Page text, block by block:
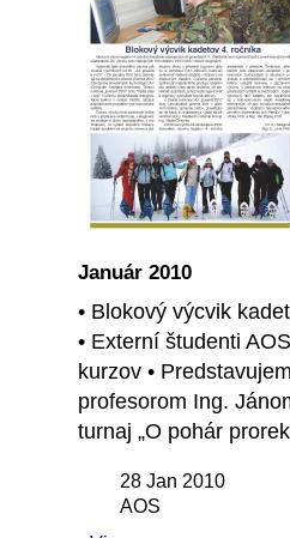
Január 2010
• Blokový výcvik
• Externí študenti
kurzov •
profesorom Ing.
turnaj „O pohár
28 Jan 2010
AOS